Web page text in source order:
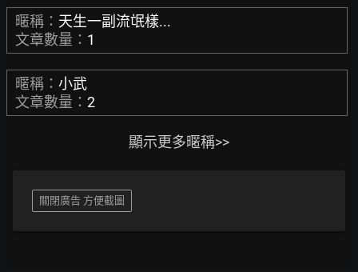
暱稱： 天生一副流氓樣...
文章數量： 1
暱稱： 小武
文章數量： 2
顯示更多暱稱>>
關閉廣告 方便截圖